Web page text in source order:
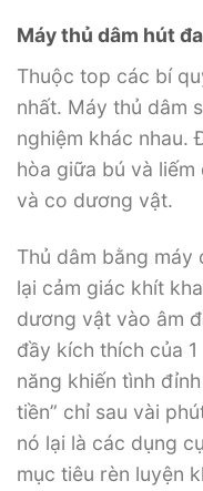
Máy thủ dâm hút
Thuộc top các bí
nhất. Máy thủ dâm
nghiệm khác nhau.
hòa giữa bú và
và co dương vật.
Thủ dâm bằng máy
lại cảm giác khít
dương vật vào âm
đầy kích thích của
năng khiến tình
tiền” chỉ sau vài
nó lại là các dụng
mục tiêu rèn luyện